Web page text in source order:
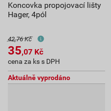
Koncovka propojovací lišty
Hager, 4pól
42,76 Kč
35,07 Kč
cena za ks s DPH
Aktuálně vyprodáno